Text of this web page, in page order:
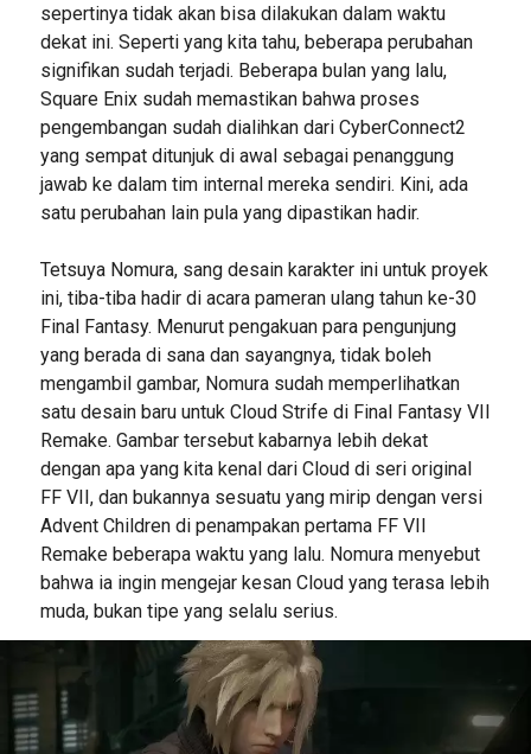
sepertinya tidak akan bisa dilakukan dalam waktu
dekat ini. Seperti yang kita tahu, beberapa perubahan
signifikan sudah terjadi. Beberapa bulan yang lalu,
Square Enix sudah memastikan bahwa proses
pengembangan sudah dialihkan dari CyberConnect2
yang sempat ditunjuk di awal sebagai penanggung
jawab ke dalam tim internal mereka sendiri. Kini, ada
satu perubahan lain pula yang dipastikan hadir.
Tetsuya Nomura, sang desain karakter ini untuk proyek
ini, tiba-tiba hadir di acara pameran ulang tahun ke-30
Final Fantasy. Menurut pengakuan para pengunjung
yang berada di sana dan sayangnya, tidak boleh
mengambil gambar, Nomura sudah memperlihatkan
satu desain baru untuk Cloud Strife di Final Fantasy VII
Remake. Gambar tersebut kabarnya lebih dekat
dengan apa yang kita kenal dari Cloud di seri original
FF VII, dan bukannya sesuatu yang mirip dengan versi
Advent Children di penampakan pertama FF VII
Remake beberapa waktu yang lalu. Nomura menyebut
bahwa ia ingin mengejar kesan Cloud yang terasa lebih
muda, bukan tipe yang selalu serius.